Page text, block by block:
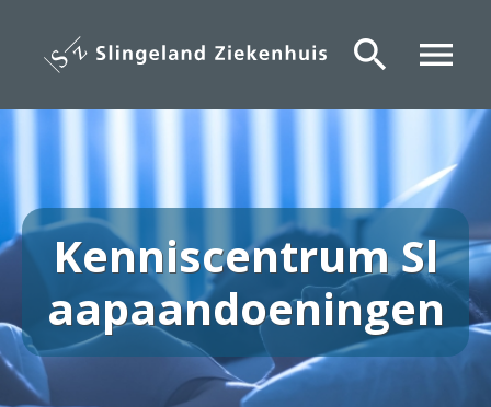
menu
search
Kenniscentrum Sl
aapaandoeningen